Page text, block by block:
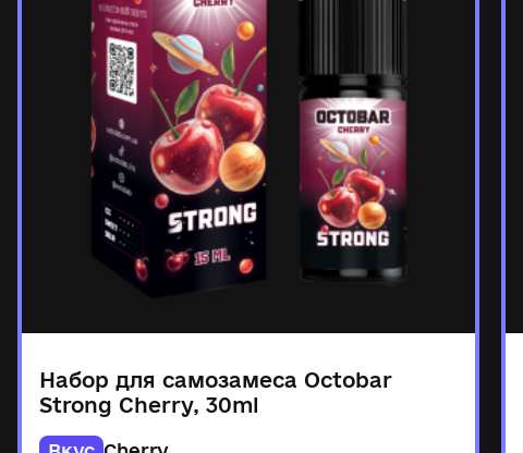
Набор для самозамеса Octobar
Strong Cherry, 30ml